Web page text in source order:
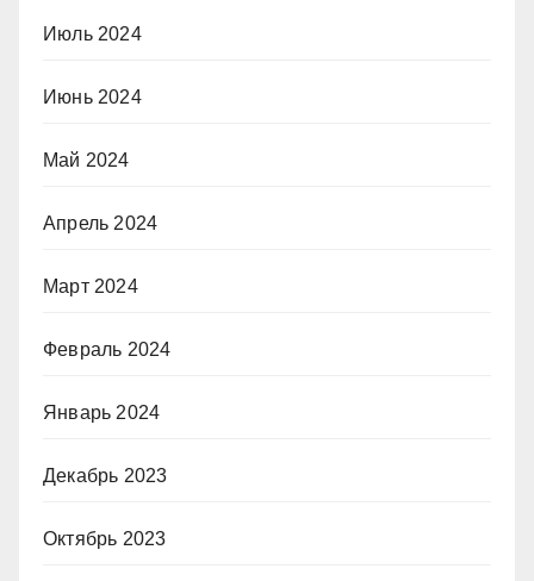
Июль 2024
Июнь 2024
Май 2024
Апрель 2024
Март 2024
Февраль 2024
Январь 2024
Декабрь 2023
Октябрь 2023